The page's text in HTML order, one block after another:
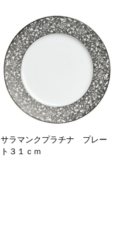
サラマンクプラチナ プレー
ト３１ｃｍ